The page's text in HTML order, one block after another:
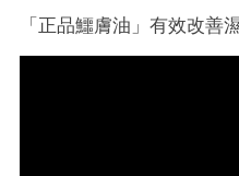
「正品鱷膚油」有效改善